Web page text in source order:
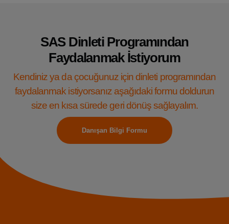
SAS Dinleti Programından
Faydalanmak İstiyorum
Kendiniz ya da çocuğunuz için dinleti programından
faydalanmak istiyorsanız aşağıdaki formu doldurun
size en kısa sürede geri dönüş sağlayalım.
Danışan Bilgi Formu